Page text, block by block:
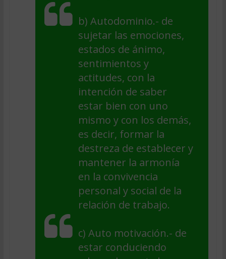
b) Autodominio.- de
sujetar las emociones,
estados de ánimo,
sentimientos y
actitudes, con la
intención de saber
estar bien con uno
mismo y con los demás,
es decir, formar la
destreza de establecer y
mantener la armonía
en la convivencia
personal y social de la
relación de trabajo.
c) Auto motivación.- de
estar conduciendo